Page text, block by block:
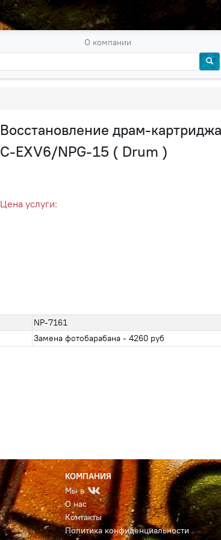
О компании
Восстановление драм-
C-EXV6/NPG-15 ( Drum )
Цена услуги:
NP-7161
Замена фотобарабана - 4260 руб
КОМПАНИЯ
Мы в
О нас
Контакты
Политика конфиденциальности